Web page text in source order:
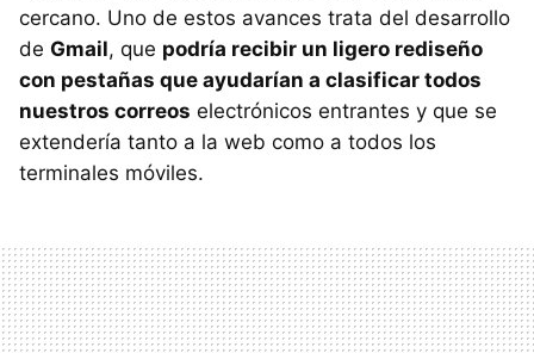
cercano. Uno de estos avances trata del desarrollo
de Gmail, que podría recibir un ligero rediseño
con pestañas que ayudarían a clasificar todos
nuestros correos electrónicos entrantes y que se
extendería tanto a la web como a todos los
terminales móviles.